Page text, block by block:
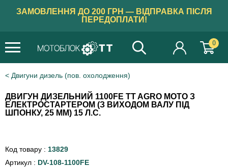
ЗАМОВЛЕННЯ ДО 200 ГРН — ВІДПРАВКА ПІСЛЯ
ПЕРЕДОПЛАТИ!
0
Двигуни дизель (пов. охолодження)
ДВИГУН ДИЗЕЛЬНИЙ 1100FE TT AGRO MOTO З
ЕЛЕКТРОСТАРТЕРОМ (З ВИХОДОМ ВАЛУ ПІД
ШПОНКУ, 25 ММ) 15 Л.С.
Код товару : 13829
Артикул : DV-108-1100FE